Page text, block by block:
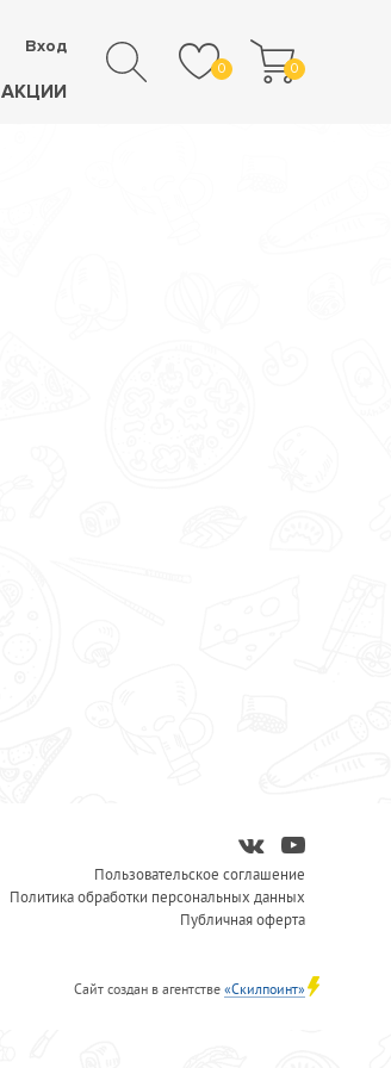
0 0
АКЦИИ
Вход
Пользовательское соглашение
Политика обработки персональных данных
Публичная оферта
Сайт создан в агентстве «Скилпоинт»